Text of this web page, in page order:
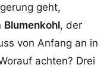
geht,
Blumenkohl, der
von Anfang an in
achten? Drei